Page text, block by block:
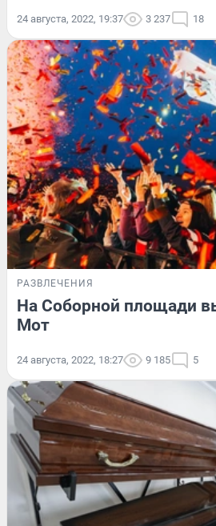
24 августа, 2022, 19:37 3 237 18
РАЗВЛЕЧЕНИЯ
На Соборной площади
Мот
24 августа, 2022, 18:27 9 185 5